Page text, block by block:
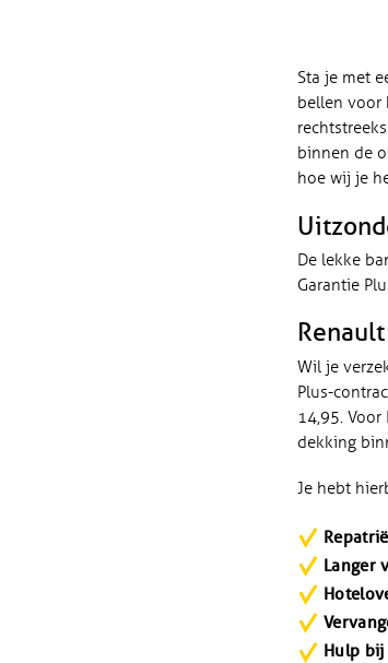
Sta je met
bellen voor
binnen de
hoe wij je
De lekke
Garantie
Wil je
Plus-
14,95.
dekking
Je hebt
Langer
Hulp